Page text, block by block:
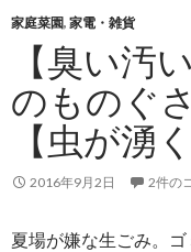
家庭菜園, 家電・雑貨
【臭い汚
のものぐ
【虫が湧く
2016年9月2日 2件の
夏場が嫌な生ごみ。